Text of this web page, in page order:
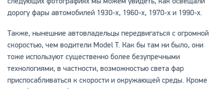
дорогу фары автомобилей 1930-х, 1960-х, 1970-х и 1990-х.
Также, нынешние автовладельцы передвигаться с огромной
скоростью, чем водители Model T. Как бы там ни было, они
тоже используют существенно более безупречными
технологиями, в частности, возможностью света фар
приспосабливаться к скорости и окружающей среды. Кроме